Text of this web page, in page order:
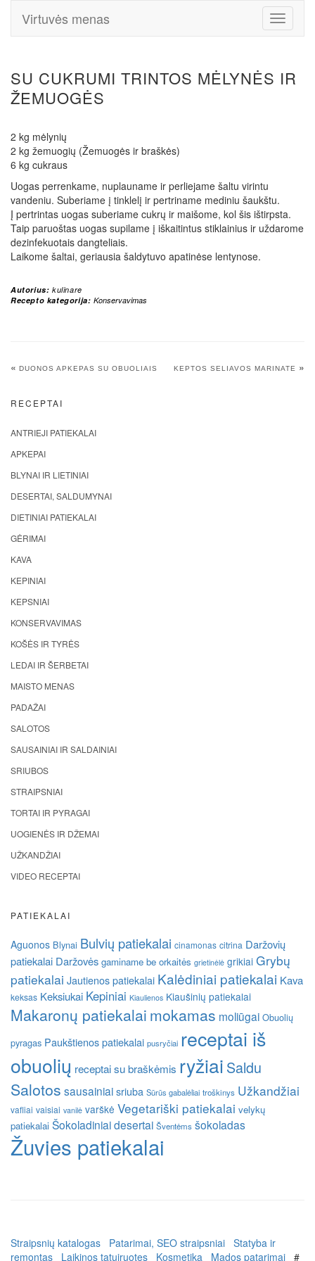
Toggle
Virtuvės menas
SU CUKRUMI TRINTOS MĖLYNĖS IR
ŽEMUOGĖS
2 kg mėlynių
2 kg žemuogių (Žemuogės ir braškės)
6 kg cukraus
Uogas perrenkame, nuplauname ir perliejame šaltu virintu
vandeniu. Suberiame į tinklelį ir pertriname mediniu šaukštu.
Į pertrintas uogas suberiame cukrų ir maišome, kol šis ištirpsta.
Taip paruoštas uogas supilame į iškaitintus stiklainius ir uždarome
dezinfekuotais dangteliais.
Laikome šaltai, geriausia šaldytuvo apatinėse lentynose.
Autorius: kulinare
Recepto kategorija: Konservavimas
« DUONOS APKEPAS SU OBUOLIAIS KEPTOS SELIAVOS MARINATE »
RECEPTAI
ANTRIEJI PATIEKALAI
APKEPAI
BLYNAI IR LIETINIAI
DESERTAI, SALDUMYNAI
DIETINIAI PATIEKALAI
GĖRIMAI
KAVA
KEPINIAI
KEPSNIAI
KONSERVAVIMAS
KOŠĖS IR TYRĖS
LEDAI IR ŠERBETAI
MAISTO MENAS
PADAŽAI
SALOTOS
SAUSAINIAI IR SALDAINIAI
SRIUBOS
STRAIPSNIAI
TORTAI IR PYRAGAI
UOGIENĖS IR DŽEMAI
UŽKANDŽIAI
VIDEO RECEPTAI
PATIEKALAI
Aguonos Blynai Bulvių patiekalai cinamonas citrina Daržovių
patiekalai Daržovės gaminame be orkaitės grietinėlė grikiai Grybų
patiekalai Jautienos patiekalai Kalėdiniai patiekalai Kava
keksas Keksiukai Kepiniai Kiaulienos Kiaušinių patiekalai
Makaronų patiekalai mokamas moliūgai Obuolių
pyragas Paukštienos patiekalai pusryčiai receptai iš
obuolių receptai su braškėmis ryžiai Saldu
Salotos sausainiai sriuba Sūrūs gabalėliai troškinys Užkandžiai
vafliai vaisiai vanilė varškė Vegetariški patiekalai velykų
patiekalai Šokoladiniai desertai Šventėms šokoladas
Žuvies patiekalai
Straipsnių katalogas Patarimai, SEO straipsniai Statyba ir
remontas
Laikinos tatuiruotes Kosmetika Mados patarimai #